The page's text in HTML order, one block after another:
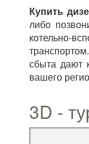
Купить
либо
котельно-
сбыта дают
вашего
3D -